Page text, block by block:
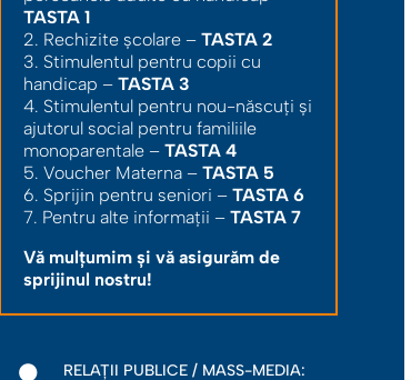
TASTA 1
2. Rechizite școlare –TASTA 2
3. Stimulentul pentru copii cu
handicap –TASTA 3
4. Stimulentul pentru nou-născuți și
ajutorul social pentru familiile
monoparentale –TASTA 4
5. Voucher Materna –TASTA 5
6. Sprijin pentru seniori –TASTA 6
7. Pentru alte informații –TASTA 7
Vă mulțumim și vă asigurăm de
sprijinul nostru!
RELAȚII PUBLICE / MASS-MEDIA: